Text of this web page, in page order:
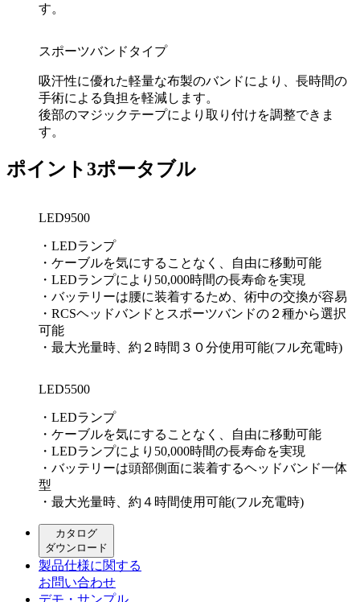
す。
スポーツバンドタイプ
吸汗性に優れた軽量な布製のバンドにより、長時間の
手術による負担を軽減します。
後部のマジックテープにより取り付けを調整できま
す。
ポイント3ポータブル
LED9500
・LEDランプ
・ケーブルを気にすることなく、自由に移動可能
・LEDランプにより50,000時間の長寿命を実現
・バッテリーは腰に装着するため、術中の交換が容易
・RCSヘッドバンドとスポーツバンドの２種から選択
可能
・最大光量時、約２時間３０分使用可能(フル充電時)
LED5500
・LEDランプ
・ケーブルを気にすることなく、自由に移動可能
・LEDランプにより50,000時間の長寿命を実現
・バッテリーは頭部側面に装着するヘッドバンド一体
型
・最大光量時、約４時間使用可能(フル充電時)
カタログ
ダウンロード
製品仕様に関する
お問い合わせ